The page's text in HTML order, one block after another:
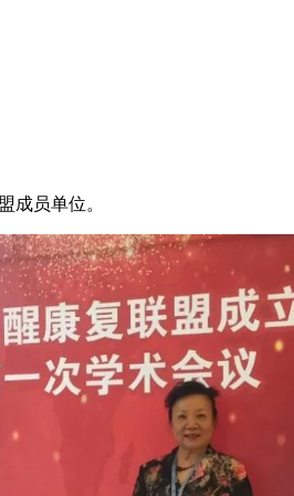
员单位。